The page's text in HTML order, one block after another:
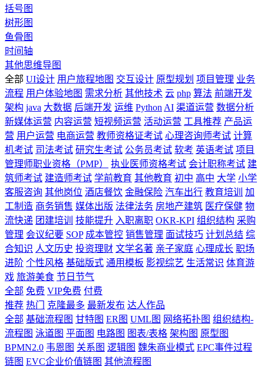
括号图
树形图
鱼骨图
时间轴
其他思维导图
全部 UI设计 用户旅程地图 交互设计 原型规划 项目管理 业务
流程 用户体验地图 需求分析 其他技术 云 php 算法 前端开发
架构 java 大数据 后端开发 运维 Python AI 渠道运营 数据分析
新媒体运营 内容运营 短视频运营 活动运营 工具推荐 产品运
营 用户运营 电商运营 教师资格证考试 心理咨询师考试 计算
机考试 司法考试 研究生考试 公务员考试 软考 英语考试 项目
管理师职业资格（PMP）
执业医师资格考试 会计职称考试 建
筑师考试 建造师考试 学前教育 其他教育 初中 高中 大学 小学
客服咨询 其他岗位 酒店餐饮 金融保险 汽车出行 教育培训
加
工制造 商务销售 媒体出版 法律法务 房地产建筑 医疗保健 物
流快递 团建培训 技能提升 入职离职 OKR-KPI 组织结构 采购
管理 会议纪要 SOP 成本管控 销售管理 面试技巧 计划总结 综
合知识 人文历史 投资理财 文学名著 亲子家庭 心理成长 职场
进阶 个性风格 基础版式 通用模板 影视综艺 生活常识 体育游
戏 旅游美食 节日节气
全部 免费 VIP免费 付费
推荐 热门 克隆最多 最新发布 达人作品
全部 基础流程图 甘特图 ER图 UML图 网络拓扑图 组织结构-
流程图 泳道图 平面图 电路图 图表/表格 架构图 原型图
BPMN2.0 韦恩图 关系图 逻辑图 魏朱商业模式 EPC事件过程
链图 EVC企业价值链图 其他流程图